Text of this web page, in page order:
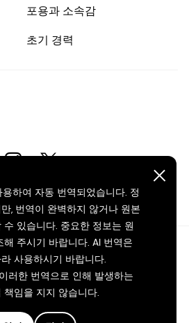
하여 자동 번역되었습니다. 정
, 번역이 완벽하지 않거나 원본
있습니다. 중요한 정보는 원
주시기 바랍니다. AI 번역은
사용하시기 바랍니다.
러한 번역으로 인해 발생하는
임을 지지 않습니다.
포용과 소속감
초기 경력
든 권리 보유.